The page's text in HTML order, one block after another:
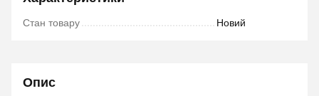
Стан товару Новий
Опис